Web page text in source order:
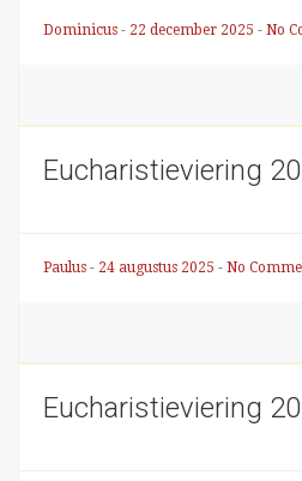
Dominicus - 22 december 2025 - No
Eucharistieviering
Paulus - 24 augustus 2025 - No
Eucharistieviering